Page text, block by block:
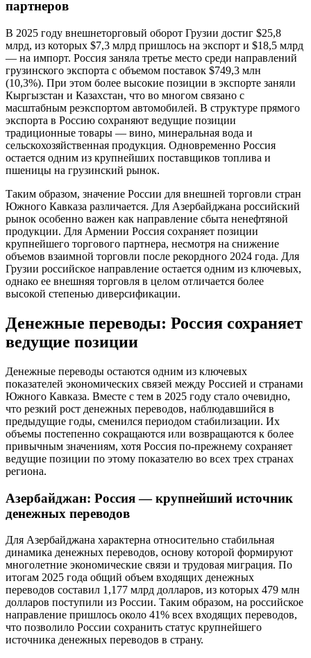
партнеров
В 2025 году внешнеторговый оборот Грузии достиг $25,8
млрд, из которых $7,3 млрд пришлось на экспорт и $18,5 млрд
— на импорт. Россия заняла третье место среди направлений
грузинского экспорта с объемом поставок $749,3 млн
(10,3%). При этом более высокие позиции в экспорте заняли
Кыргызстан и Казахстан, что во многом связано с
масштабным реэкспортом автомобилей. В структуре прямого
экспорта в Россию сохраняют ведущие позиции
традиционные товары — вино, минеральная вода и
сельскохозяйственная продукция. Одновременно Россия
остается одним из крупнейших поставщиков топлива и
пшеницы на грузинский рынок.
Таким образом, значение России для внешней торговли стран
Южного Кавказа различается. Для Азербайджана российский
рынок особенно важен как направление сбыта ненефтяной
продукции. Для Армении Россия сохраняет позиции
крупнейшего торгового партнера, несмотря на снижение
объемов взаимной торговли после рекордного 2024 года. Для
Грузии российское направление остается одним из ключевых,
однако ее внешняя торговля в целом отличается более
высокой степенью диверсификации.
Денежные переводы: Россия сохраняет
ведущие позиции
Денежные переводы остаются одним из ключевых
показателей экономических связей между Россией и странами
Южного Кавказа. Вместе с тем в 2025 году стало очевидно,
что резкий рост денежных переводов, наблюдавшийся в
предыдущие годы, сменился периодом стабилизации. Их
объемы постепенно сокращаются или возвращаются к более
привычным значениям, хотя Россия по-прежнему сохраняет
ведущие позиции по этому показателю во всех трех странах
региона.
Азербайджан: Россия — крупнейший источник
денежных переводов
Для Азербайджана характерна относительно стабильная
динамика денежных переводов, основу которой формируют
многолетние экономические связи и трудовая миграция. По
итогам 2025 года общий объем входящих денежных
переводов составил 1,177 млрд долларов, из которых 479 млн
долларов поступили из России. Таким образом, на российское
направление пришлось около 41% всех входящих переводов,
что позволило России сохранить статус крупнейшего
источника денежных переводов в страну.